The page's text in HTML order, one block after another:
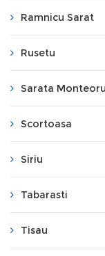
Ramnicu Sarat
Rusetu
Sarata Monteoru
Scortoasa
Siriu
Tabarasti
Tisau